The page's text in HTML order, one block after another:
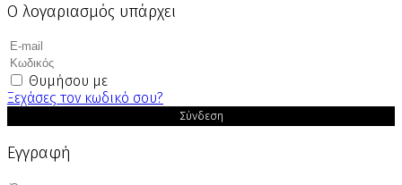
Ο λογαριασμός υπάρχει
Θυμήσου με
Ξεχάσες τον κωδικό σου?
Σύνδεση
Εγγραφή